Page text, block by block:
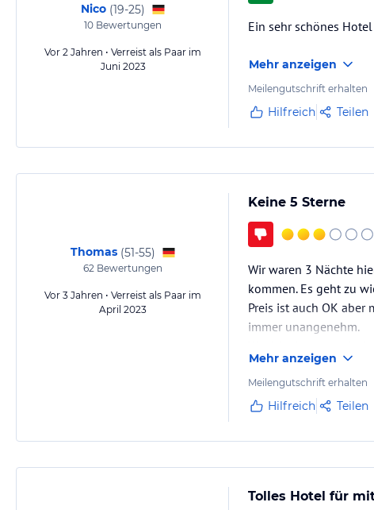
Nico (19-25)
10 Bewertungen
Vor 2 Jahren • Verreist als Paar im
Juni 2023
Ein sehr schönes
Mehr anzeigen
Meilengutschrift erhalten
Hilfreich Teilen
Thomas (51-55)
62 Bewertungen
Vor 3 Jahren • Verreist als Paar im
April 2023
Keine 5 Sterne
Wir waren 3 Nächte
kommen. Es geht zu
Preis ist auch OK
immer unangenehm.
Zu Patong : einer der
Mehr anzeigen
Meilengutschrift erhalten
Hilfreich Teilen
Tolles Hotel für